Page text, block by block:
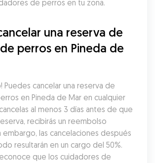
de perros en tu zona.
una reserva de
perros en Pineda de
Puedes cancelar una reserva de
en Pineda de Mar en cualquier
al menos 3 días antes de que
recibirás un reembolso
embargo, las cancelaciones después
resultarán en un cargo del 50%.
que los cuidadores de